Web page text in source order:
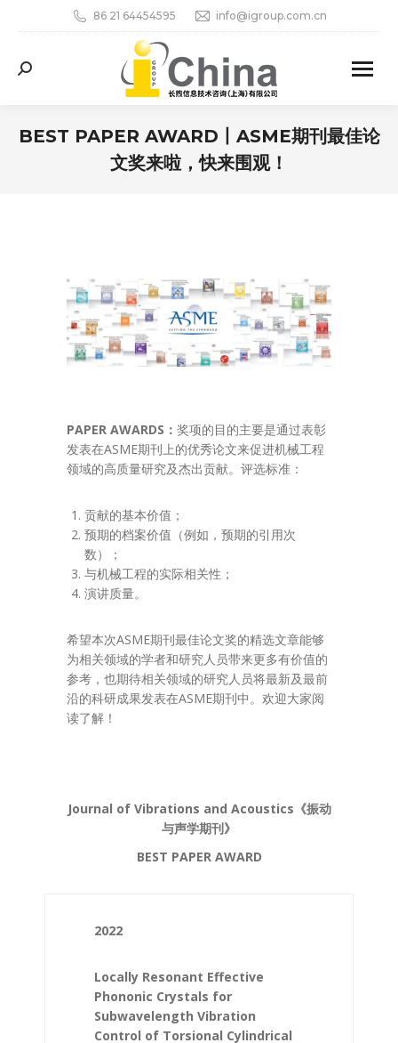
86 21 64454595 info@igroup.com.cn
Search:
BEST PAPER AWARD丨ASME期刊最佳论
文奖来啦，快来围观！
PAPER AWARDS： 奖项的目的主要是通过表彰
发表在ASME期刊上的优秀论文来促进机械工程
领域的高质量研究及杰出贡献。评选标准：
贡献的基本价值；
预期的档案价值（例如，预期的引用次
数）；
与机械工程的实际相关性；
演讲质量。
希望本次ASME期刊最佳论文奖的精选文章能够
为相关领域的学者和研究人员带来更多有价值的
参考，也期待相关领域的研究人员将最新及最前
沿的科研成果发表在ASME期刊中。欢迎大家阅
读了解！
Journal of Vibrations and Acoustics《振动
与声学期刊》
BEST PAPER AWARD
2022
Locally Resonant Effective
Phononic Crystals for
Subwavelength Vibration
Control of Torsional Cylindrical